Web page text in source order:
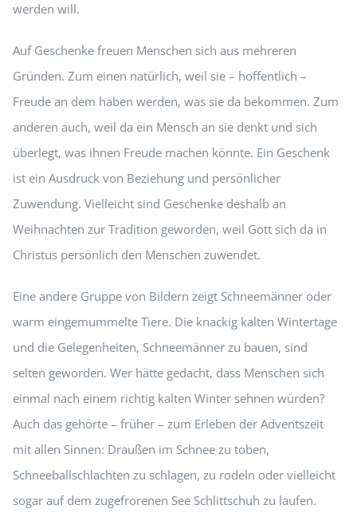
werden will.
Auf Geschenke freuen Menschen sich aus mehreren
Gründen. Zum einen natürlich, weil sie – hoffentlich –
Freude an dem haben werden, was sie da bekommen. Zum
anderen auch, weil da ein Mensch an sie denkt und sich
überlegt, was ihnen Freude machen könnte. Ein Geschenk
ist ein Ausdruck von Beziehung und persönlicher
Zuwendung. Vielleicht sind Geschenke deshalb an
Weihnachten zur Tradition geworden, weil Gott sich da in
Christus persönlich den Menschen zuwendet.
Eine andere Gruppe von Bildern zeigt Schneemänner oder
warm eingemummelte Tiere. Die knackig kalten Wintertage
und die Gelegenheiten, Schneemänner zu bauen, sind
selten geworden. Wer hätte gedacht, dass Menschen sich
einmal nach einem richtig kalten Winter sehnen würden?
Auch das gehörte – früher – zum Erleben der Adventszeit
mit allen Sinnen: Draußen im Schnee zu toben,
Schneeballschlachten zu schlagen, zu rodeln oder vielleicht
sogar auf dem zugefrorenen See Schlittschuh zu laufen.